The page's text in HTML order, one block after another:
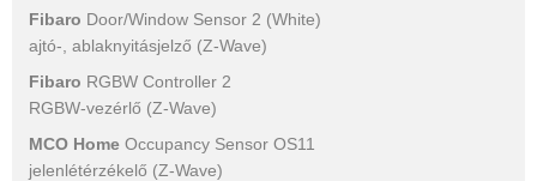
Fibaro Door/Window Sensor 2 (White)
ajtó-, ablaknyitásjelző (Z-Wave)
Fibaro RGBW Controller 2
RGBW-vezérlő (Z-Wave)
MCO Home Occupancy Sensor OS11
jelenlétérzékelő (Z-Wave)